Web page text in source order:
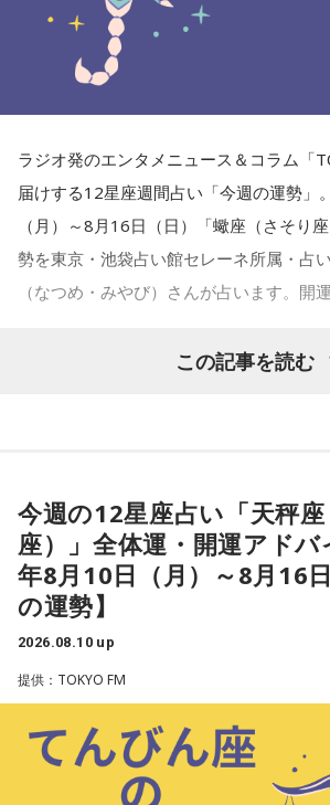
リピーターも多く、心の琴線に触れると
で個性が輝けるような占いを発信中。
術」など数多くのコンテンツもリリース。
Webサイト：https://selene-uranai.com/
オンライン占いセレーネ：https://
ラジオ発のエンタメニュース＆コラム「
届けする12星座週間占い「今週の運勢」
（月）～8月16日（日）「蠍座（さそり
勢を東京・池袋占い館セレーネ所属・占
（なつめ・みやび）さんが占います。開
グ。深い集中力で、本当に求めていたも
す。たくさん学べたものは、どんな風に
のか、という所まで考えてみると良いで
★ワンポイントアドバイス★
家族や周りの人の調整役をするかも。機
方向へ導いてあげると◎
この記事を読む
今週の12星座占い「天秤
座）」全体運・開運アド
年8月10日（月）～8月16
の運勢】
2026.08.10 up
提供：TOKYO FM